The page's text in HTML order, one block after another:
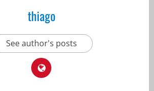
thiago
See author's posts